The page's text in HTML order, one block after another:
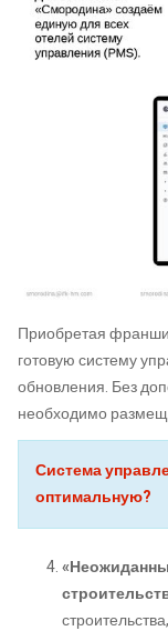
Приобретая
готовую систему
обновления. Без
необходимо
Система
оптимальную?